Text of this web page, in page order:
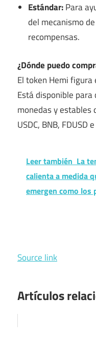
Estándar:Para
del mecanismo
recompensas.
¿Dónde puedo
El token Hemi figura
Está disponible
monedas y estables
USDC, BNB, FDUSD e
Leer también La
calienta a medida
emergen como los
Source link
Artículos